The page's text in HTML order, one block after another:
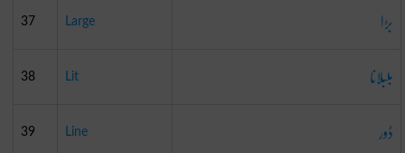
37 Large بڑا
38 Lit بلبلانا
39 Line ڈور